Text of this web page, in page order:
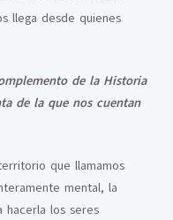
llega desde quienes
de la Historia
de la que nos cuentan
que llamamos
mental, la
hacerla los seres